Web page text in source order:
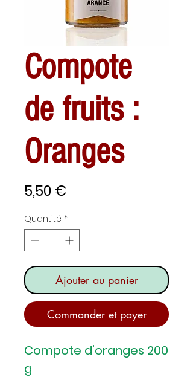
Compote
de fruits :
Oranges
5,50 €
Quantité *
Ajouter au panier
Commander et payer
Compote d'oranges 200
g